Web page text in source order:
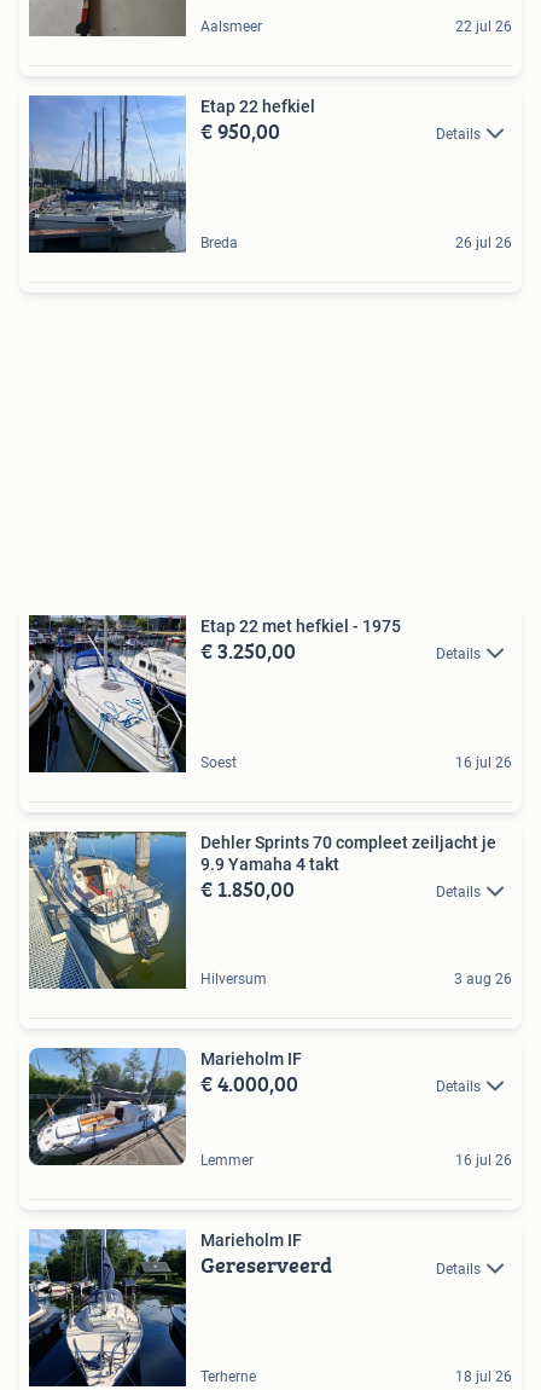
Aalsmeer 22 jul 26
Etap 22 hefkiel
€ 950,00 Details
Breda 26 jul 26
Etap 22 met hefkiel - 1975
€ 3.250,00 Details
Soest 16 jul 26
Dehler Sprints 70 compleet zeiljacht je
9.9 Yamaha 4 takt
€ 1.850,00 Details
Hilversum 3 aug 26
Marieholm IF
€ 4.000,00 Details
Lemmer 16 jul 26
Marieholm IF
Gereserveerd Details
Terherne 18 jul 26